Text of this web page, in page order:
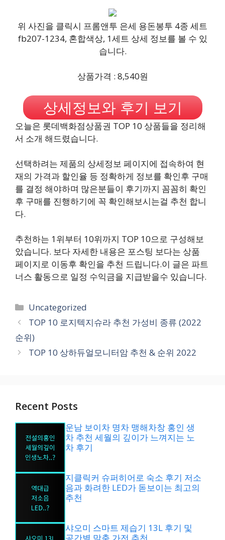
위 사진을 클릭시 프롬앤투 은세 용돈봉투 4종 세트
fb207-1234, 혼합색상, 1세트 상세 정보를 볼 수 있
습니다.
상품가격 : 8,540원
상세정보와 후기 보기
오늘은 롯데백화점상품권 TOP 10 상품들을 정리해
서 소개 해드렸습니다.
선택하려는 제품의 상세정보 페이지에 접속하여 현
재의 가격과 할인율 등 정확하게 정보를 확인후 구매
를 결정 해야하며 많은분들이 후기까지 꼼꼼히 확인
후 구매를 진행하기에 꼭 확인해보시는걸 추천 합니
다.
추천하는 1위부터 10위까지 TOP 10으로 구성해보
았습니다. 보다 자세한 내용은 포스팅 보다는 상품
페이지로 이동후 확인을 추천 드립니다.이 글은 파트
너스 활동으로 일정 수익금을 지급받을수 있습니다.
카
테
리
Uncategorized
TOP 10 로지텍지슈라 추천 가성비 종류 (2022
순위)
TOP 10 상하듀얼모니터암 추천 & 순위 2022
Recent Posts
운남 보이차 명차 맹해차창 홍인 생
차 추천 세월의 깊이가 느껴지는 노
차 후기
지클릭커 슈퍼히어로 숙소 후기 저소
음과 화려한 LED가 돋보이는 최고의
추천
샤오미 스마트 제습기 13L 후기 및